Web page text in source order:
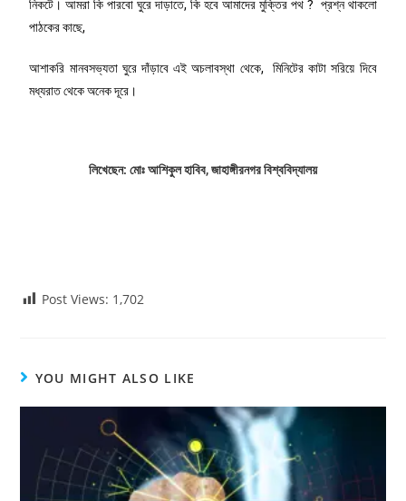
নিকটে। আমরা কি পারবো ঘুরে দাড়াতে, কি হবে আমাদের মুক্তির পথ ? প্রশ্ন থাকলো
পাঠকের কাছে,
আশাকরি মানবসভ্যতা ঘুরে দাঁড়াবে এই অচলাবস্থা থেকে, মিনিটের কাটা সরিয়ে দিবে
মধ্যরাত থেকে অনেক দূরে।
লিখেছেন: মোঃ আশিকুল হাবিব, জাহাঙ্গীরনগর বিশ্ববিদ্যালয়
Post Views: 1,702
YOU MIGHT ALSO LIKE